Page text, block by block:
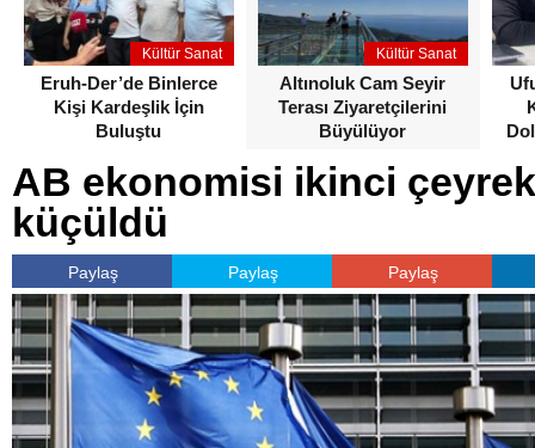
Kültür Sanat
Eruh-Der’de Binlerce
Kişi Kardeşlik İçin
Buluştu
Kültür Sanat
Altınoluk Cam Seyir
Terası Ziyaretçilerini
Büyülüyor
AB ekonomisi ikinci
küçüldü
Paylaş Paylaş Paylaş